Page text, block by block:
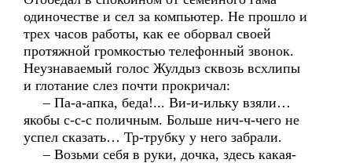
одиночестве и сел за компьютер. Не прошло и
трех часов работы, как ее оборвал своей
протяжной громкостью телефонный звонок.
Неузнаваемый голос Жулдыз сквозь всхлипы
и глотание слез почти прокричал:
– Па-а-апка, беда!... Ви-и-ильку взяли…
якобы с-с-с поличным. Больше нич-ч-чего не
успел сказать… Тр-трубку у него забрали.
– Возьми себя в руки, дочка, здесь какая-